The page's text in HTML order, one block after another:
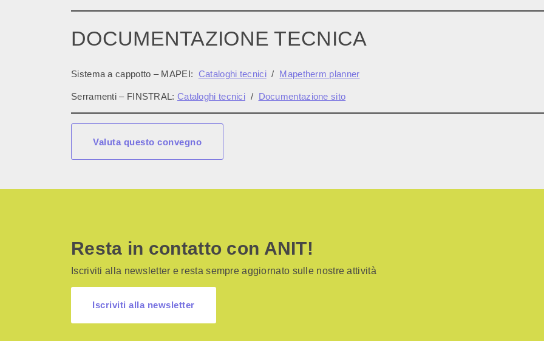
DOCUMENTAZIONE TECNICA
Sistema a cappotto – MAPEI: Cataloghi tecnici/ Mapetherm planner
Serramenti – FINSTRAL: Cataloghi tecnici / Documentazione sito
Valuta questo convegno
Resta in contatto con ANIT!
Iscriviti alla newsletter e resta sempre aggiornato sulle nostre attività
Iscriviti alla newsletter